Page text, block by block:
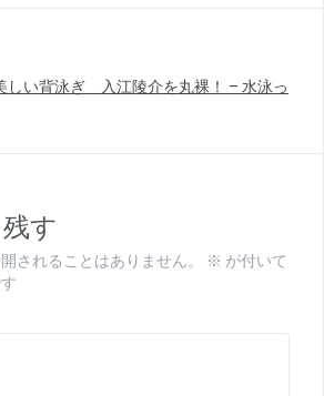
しい背泳ぎ 入江陵介を丸裸！ – 水泳っ
す
されることはありません。 ※ が付いて